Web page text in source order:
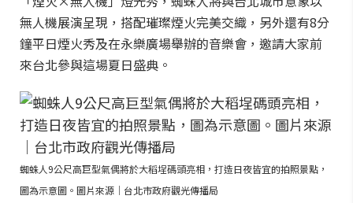
無人機展演呈現，搭配璀璨煙火完美交織，另外還有8分
鐘平日煙火秀及在永樂廣場舉辦的音樂會，邀請大家前
來台北參與這場夏日盛典。
蜘蛛人9公尺高巨型氣偶將於大稻埕碼頭亮相，打造日夜皆宜的拍照景點，
圖為示意圖。圖片來源｜台北市政府觀光傳播局